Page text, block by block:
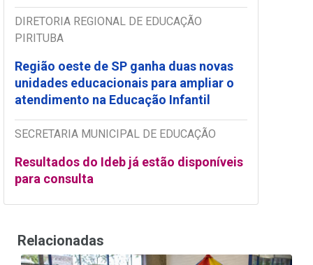
DIRETORIA REGIONAL DE EDUCAÇÃO
PIRITUBA
Região oeste de SP ganha duas novas
unidades educacionais para ampliar o
atendimento na Educação Infantil
SECRETARIA MUNICIPAL DE EDUCAÇÃO
Resultados do Ideb já estão disponíveis
para consulta
Relacionadas